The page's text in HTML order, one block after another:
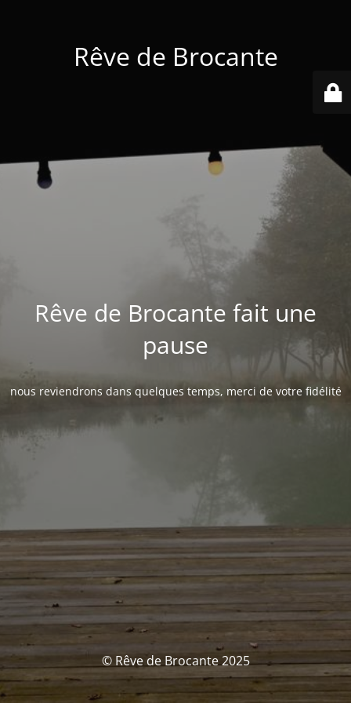
Rêve de Brocante
Rêve de Brocante fait une
pause
nous reviendrons dans quelques temps, merci de votre fidélité
© Rêve de Brocante 2025